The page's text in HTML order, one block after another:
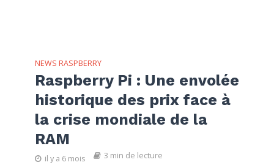
NEWS RASPBERRY
Raspberry Pi : Une envolée
historique des prix face à
la crise mondiale de la
RAM
il y a 6 mois 3 min de lecture